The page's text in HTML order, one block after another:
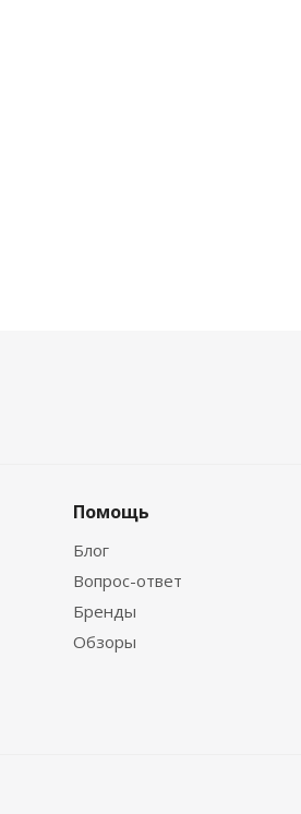
Помощь
Блог
Вопрос-ответ
Бренды
Обзоры